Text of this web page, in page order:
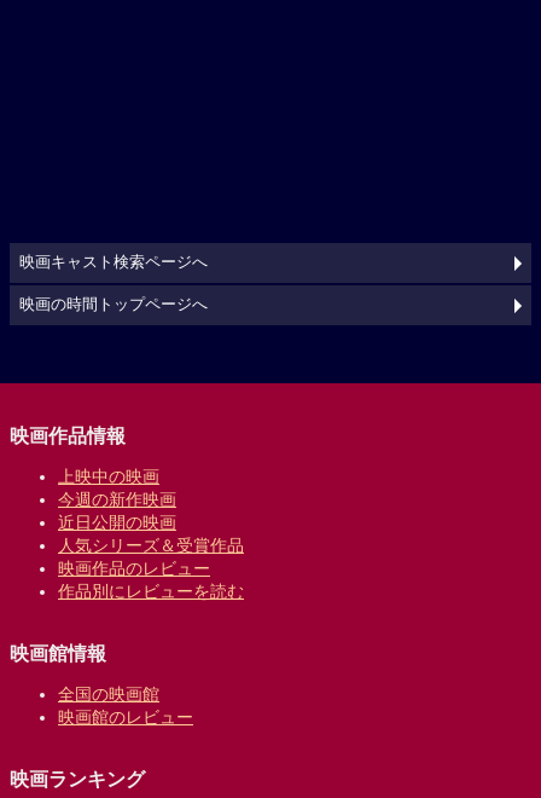
映画キャスト検索ページへ
映画の時間トップページへ
映画作品情報
上映中の映画
今週の新作映画
近日公開の映画
人気シリーズ＆受賞作品
映画作品のレビュー
作品別にレビューを読む
映画館情報
全国の映画館
映画館のレビュー
映画ランキング